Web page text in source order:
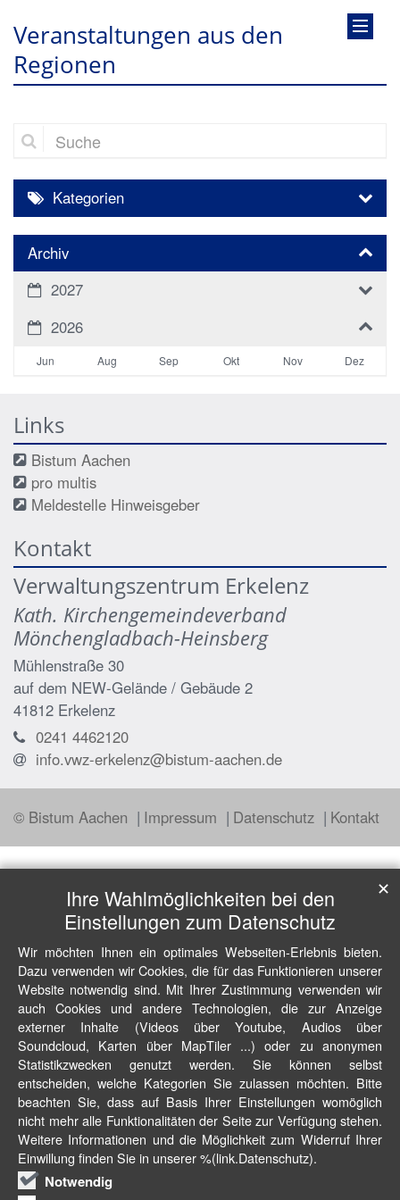
Veranstaltungen aus den
Regionen
Suche
Kategorien
Archiv
2027
2026
Jun Aug Sep Okt Nov Dez
Links
Bistum Aachen
pro multis
Meldestelle Hinweisgeber
Kontakt
Verwaltungszentrum Erkelenz
Kath. Kirchengemeindeverband
Mönchengladbach-Heinsberg
Mühlenstraße 30
auf dem NEW-Gelände / Gebäude 2
41812 Erkelenz
0241 4462120
info.vwz-erkelenz@bistum-aachen.de
© Bistum Aachen Impressum Datenschutz Kontakt
Ihre Wahlmöglichkeiten bei den
Einstellungen zum Datenschutz
Wir möchten Ihnen ein optimales Webseiten-Erlebnis bieten.
Dazu verwenden wir Cookies, die für das Funktionieren unserer
Website notwendig sind. Mit Ihrer Zustimmung verwenden wir
auch Cookies und andere Technologien, die zur Anzeige
externer Inhalte (Videos über Youtube, Audios über
Soundcloud, Karten über MapTiler ...) oder zu anonymen
Statistikzwecken genutzt werden. Sie können selbst
entscheiden, welche Kategorien Sie zulassen möchten. Bitte
beachten Sie, dass auf Basis Ihrer Einstellungen womöglich
nicht mehr alle Funktionalitäten der Seite zur Verfügung stehen.
Weitere Informationen und die Möglichkeit zum Widerruf Ihrer
Einwillung finden Sie in unserer %(link.Datenschutz).
Notwendig
✕